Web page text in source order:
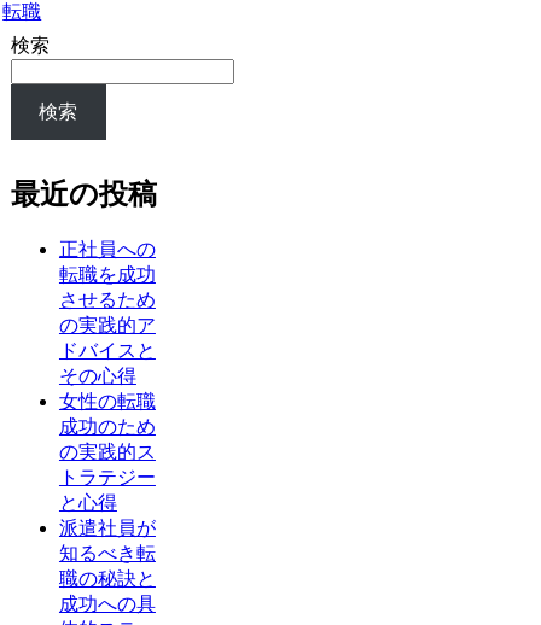
転職
検索
検索
最近の投稿
正社員への
転職を成功
させるため
の実践的ア
ドバイスと
その心得
女性の転職
成功のため
の実践的ス
トラテジー
と心得
派遣社員が
知るべき転
職の秘訣と
成功への具